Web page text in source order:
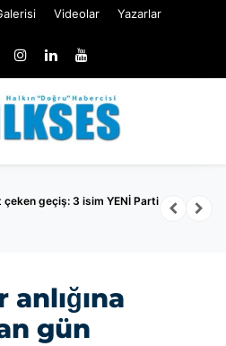
Videolar Yazarlar
geçiş: 3 isim YENİ Parti
anlığına
gün